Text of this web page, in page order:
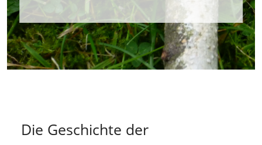
Die Geschichte der